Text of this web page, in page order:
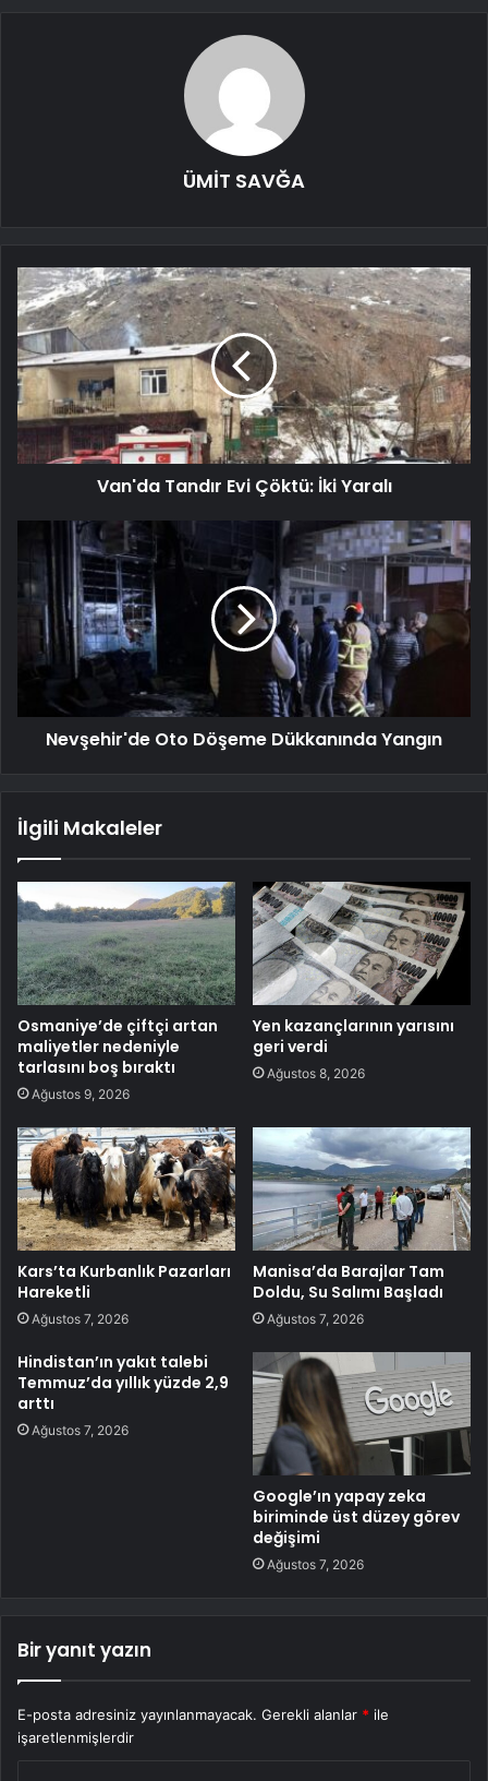
ÜMİT SAVĞA
Van'da Tandır Evi Çöktü: İki Yaralı
Nevşehir'de Oto Döşeme Dükkanında Yangın
İlgili Makaleler
Osmaniye’de çiftçi artan
maliyetler nedeniyle
tarlasını boş bıraktı
Ağustos 9, 2026
Yen kazançlarının yarısını
geri verdi
Ağustos 8, 2026
Kars’ta Kurbanlık Pazarları
Hareketli
Ağustos 7, 2026
Manisa’da Barajlar Tam
Doldu, Su Salımı Başladı
Ağustos 7, 2026
Hindistan’ın yakıt talebi
Temmuz’da yıllık yüzde 2,9
arttı
Ağustos 7, 2026
Google’ın yapay zeka
biriminde üst düzey görev
değişimi
Ağustos 7, 2026
Bir yanıt yazın
E-posta adresiniz yayınlanmayacak. Gerekli alanlar * ile
işaretlenmişlerdir